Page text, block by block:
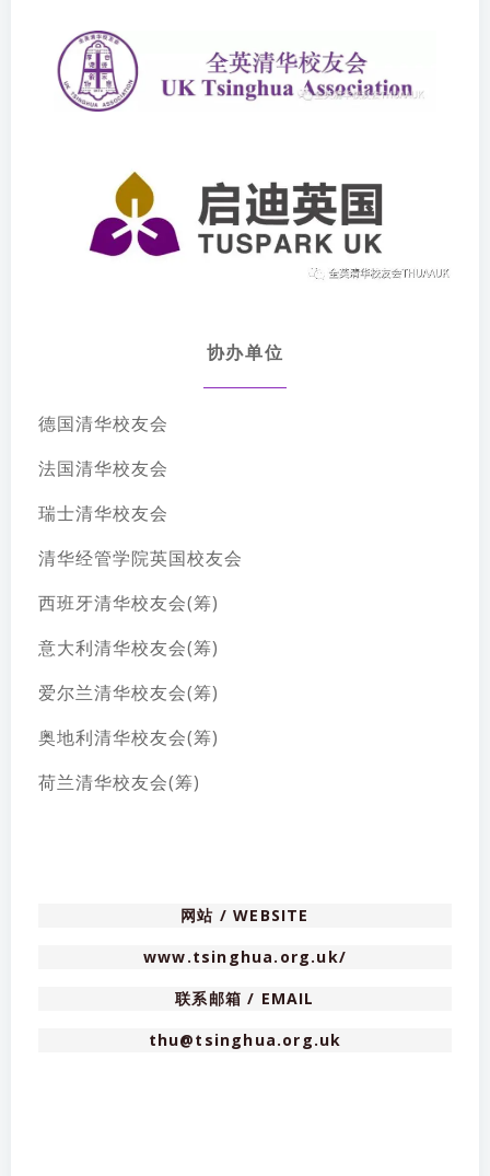
协办单位
德国清华校友会
法国清华校友会
瑞士清华校友会
清华经管学院英国校友会
西班牙清华校友会(筹)
意大利清华校友会(筹)
爱尔兰清华校友会(筹)
奥地利清华校友会(筹)
荷兰清华校友会(筹)
网站 / WEBSITE
www.tsinghua.org.uk/
联系邮箱 / EMAIL
thu@tsinghua.org.uk